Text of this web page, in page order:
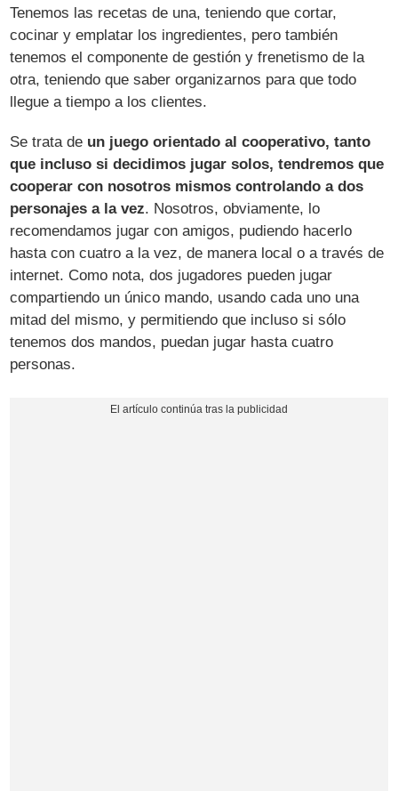
Tenemos las recetas de una, teniendo que cortar,
cocinar y emplatar los ingredientes, pero también
tenemos el componente de gestión y frenetismo de la
otra, teniendo que saber organizarnos para que todo
llegue a tiempo a los clientes.
Se trata de un juego orientado al cooperativo, tanto
que incluso si decidimos jugar solos, tendremos que
cooperar con nosotros mismos controlando a dos
personajes a la vez. Nosotros, obviamente, lo
recomendamos jugar con amigos, pudiendo hacerlo
hasta con cuatro a la vez, de manera local o a través de
internet. Como nota, dos jugadores pueden jugar
compartiendo un único mando, usando cada uno una
mitad del mismo, y permitiendo que incluso si sólo
tenemos dos mandos, puedan jugar hasta cuatro
personas.